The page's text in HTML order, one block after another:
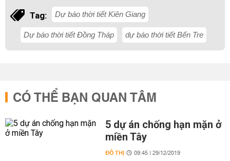
Tag: Dự báo thời tiết Kiên Giang
Dự báo thời tiết Đồng Tháp dự báo thời tiết Bến Tre
CÓ THỂ BẠN QUAN TÂM
5 dự án chống hạn mặn ở
miền Tây
ĐÔ THỊ 09:45 | 29/12/2019